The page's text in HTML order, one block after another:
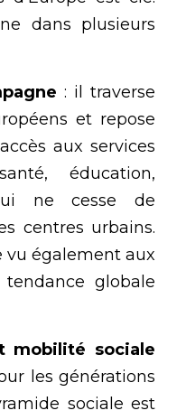
dans plusieurs
: il traverse
et repose
aux services
éducation,
ne cesse de
centres urbains.
également aux
globale
mobilité sociale
les générations
sociale est